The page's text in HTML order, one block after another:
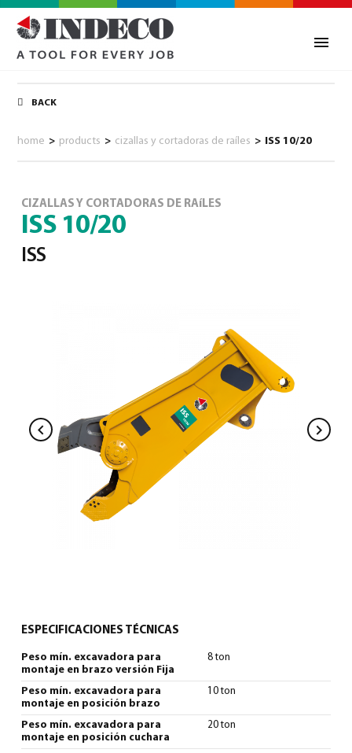
Español(Español
BACK
home > products > cizallas y cortadoras de raíles > ISS 10/20
CIZALLAS Y CORTADORAS DE RAíLES
ISS 10/20
ISS
ESPECIFICACIONES TÉCNICAS
Peso mín. excavadora para
montaje en brazo versión Fija
8 ton
Peso mín. excavadora para
montaje en posición brazo
10 ton
Peso mín. excavadora para
montaje en posición cuchara
20 ton